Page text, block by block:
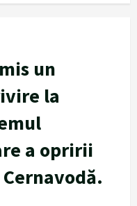
un
la
a opririi